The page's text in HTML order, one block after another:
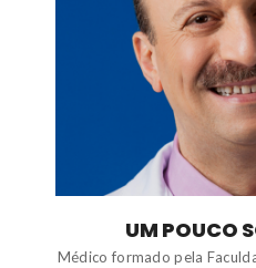
UM POUCO
Médico formado pela